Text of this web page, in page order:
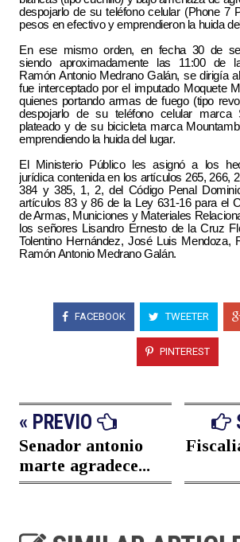
despojarlo de su teléfono celular (Phone 7
pesos en efectivo y emprendieron la huida
En ese mismo orden, en fecha 30 de
siendo aproximadamente las 11:00 de
Ramón Antonio Medrano Galán, se dirigía
fue interceptado por el imputado Moquete
quienes portando armas de fuego (tipo
despojarlo de su teléfono celular marca
plateado y de su bicicleta marca
emprendiendo la huida del lugar.
El Ministerio Público les asignó a los
jurídica contenida en los artículos 265, 266,
384 y 385, 1, 2, del Código Penal
artículos 83 y 86 de la Ley 631-16 para el
de Armas, Municiones y Materiales
los señores Lisandro Ernesto de la Cruz
Tolentino Hernández, José Luis Mendoza,
Ramón Antonio Medrano Galán.
FACEBOOK TWEETER
PINTEREST
« PREVIO
Senador antonio
marte agradece...